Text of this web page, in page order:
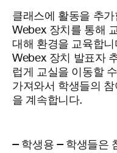
클래스에 활동을 추
Webex 장치를 통해
대해 환경을 교육합
Webex 장치 발표자
럽게 교실을 이동할
가져와서 학생들의
을 계속합니다.
— 학생용 — 학생들은